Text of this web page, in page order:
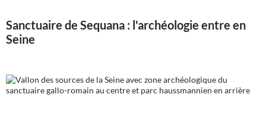
Sanctuaire de Sequana : l'archéologie entre en
Seine